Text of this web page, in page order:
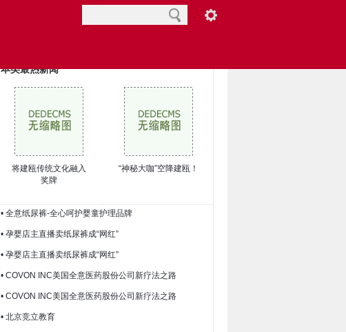
本类最热新闻
将建瓯传统文化融入
奖牌
“神秘大咖”空降建瓯！
• 全意纸尿裤-全心呵护婴童护理品牌
• 孕婴店主直播卖纸尿裤成“网红”
• 孕婴店主直播卖纸尿裤成“网红”
• COVON INC美国全意医药股份公司新疗法之路
• COVON INC美国全意医药股份公司新疗法之路
• 北京竞立教育